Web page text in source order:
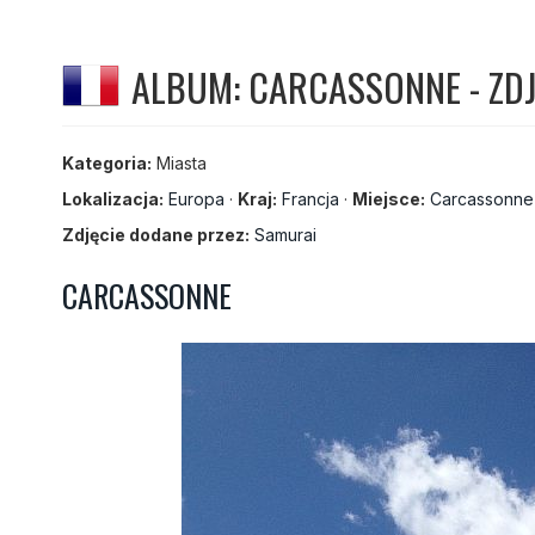
ALBUM: CARCASSONNE -
Kategoria: Miasta
Lokalizacja: Europa · Kraj: Francja · Miejsce: Carcassonne
Zdjęcie dodane przez: Samurai
CARCASSONNE